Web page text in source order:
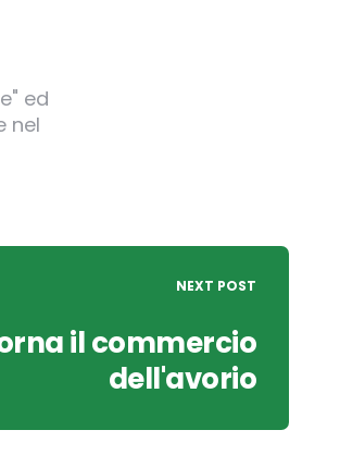
ed
nel
NEXT POST
il commercio
dell'avorio